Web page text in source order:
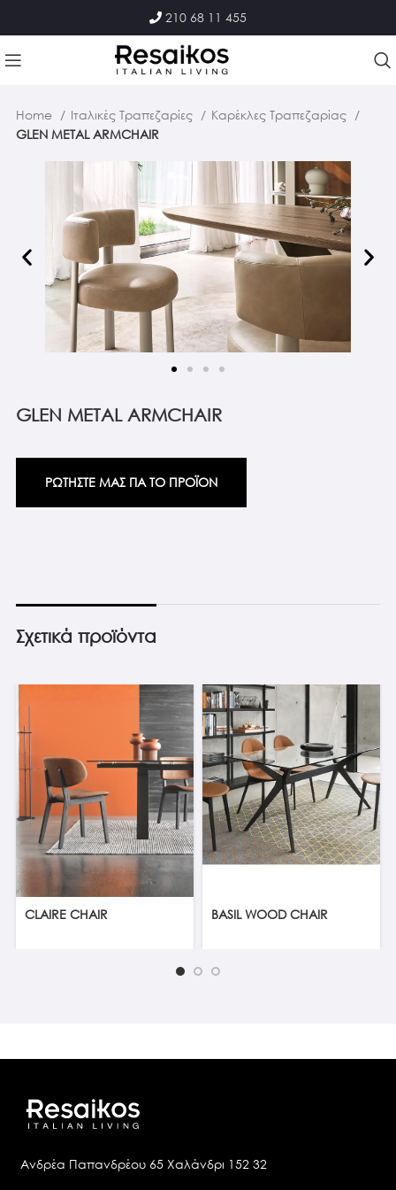
210 68 11 455
Home Ιταλικές Τραπεζαρίες
Καρέκλες Τραπεζαρίας
GLEN METAL ARMCHAIR
GLEN METAL ARMCHAIR
ΡΩΤΗΣΤΕ ΜΑΣ ΓΙΑ ΤΟ ΠΡΟΪΟΝ
Σχετικά προϊόντα
CLAIRE CHAIR BASIL WOOD CHAIR
Ανδρέα Παπανδρέου 65 Χαλάνδρι 152 32